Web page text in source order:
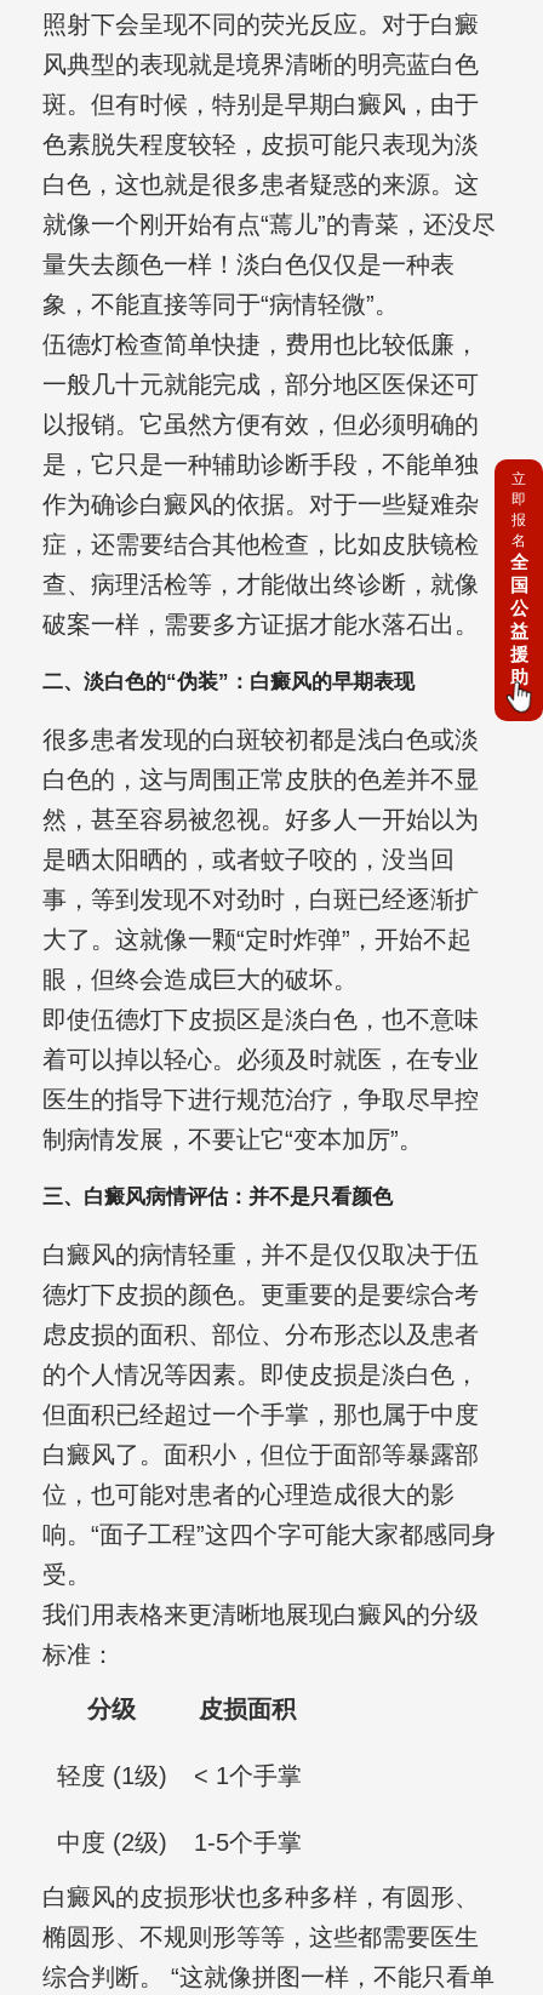
照射下会呈现不同的荧光反应。对于白癜
风典型的表现就是境界清晰的明亮蓝白色
斑。但有时候，特别是早期白癜风，由于
色素脱失程度较轻，皮损可能只表现为淡
白色，这也就是很多患者疑惑的来源。这
就像一个刚开始有点“蔫儿”的青菜，还没尽
量失去颜色一样！淡白色仅仅是一种表
象，不能直接等同于“病情轻微”。
伍德灯检查简单快捷，费用也比较低廉，
一般几十元就能完成，部分地区医保还可
以报销。它虽然方便有效，但必须明确的
是，它只是一种辅助诊断手段，不能单独
作为确诊白癜风的依据。对于一些疑难杂
症，还需要结合其他检查，比如皮肤镜检
查、病理活检等，才能做出终诊断，就像
破案一样，需要多方证据才能水落石出。
二、淡白色的“伪装”：白癜风的早期表现
很多患者发现的白斑较初都是浅白色或淡
白色的，这与周围正常皮肤的色差并不显
然，甚至容易被忽视。好多人一开始以为
是晒太阳晒的，或者蚊子咬的，没当回
事，等到发现不对劲时，白斑已经逐渐扩
大了。这就像一颗“定时炸弹”，开始不起
眼，但终会造成巨大的破坏。
即使伍德灯下皮损区是淡白色，也不意味
着可以掉以轻心。必须及时就医，在专业
医生的指导下进行规范治疗，争取尽早控
制病情发展，不要让它“变本加厉”。
三、白癜风病情评估：并不是只看颜色
白癜风的病情轻重，并不是仅仅取决于伍
德灯下皮损的颜色。更重要的是要综合考
虑皮损的面积、部位、分布形态以及患者
的个人情况等因素。即使皮损是淡白色，
但面积已经超过一个手掌，那也属于中度
白癜风了。面积小，但位于面部等暴露部
位，也可能对患者的心理造成很大的影
响。“面子工程”这四个字可能大家都感同身
受。
我们用表格来更清晰地展现白癜风的分级
标准：
分级 皮损面积
轻度 (1级) < 1个手掌
中度 (2级) 1-5个手掌
白癜风的皮损形状也多种多样，有圆形、
椭圆形、不规则形等等，这些都需要医生
综合判断。 “这就像拼图一样，不能只看单
立
即
报
名
全
国
公
益
援
助